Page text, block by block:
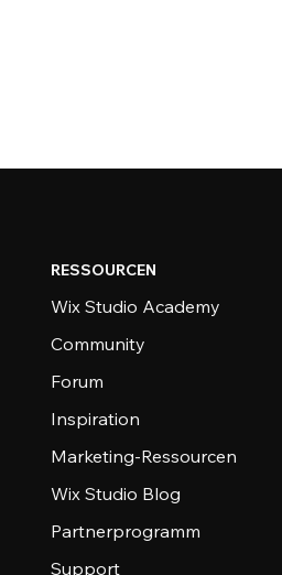
RESSOURCEN
Wix Studio Academy
Community
Forum
Inspiration
Marketing-Ressourcen
Wix Studio Blog
Partnerprogramm
Support